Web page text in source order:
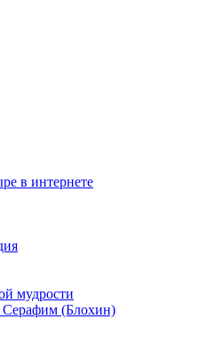
в интернете
мудрости
(Блохин)